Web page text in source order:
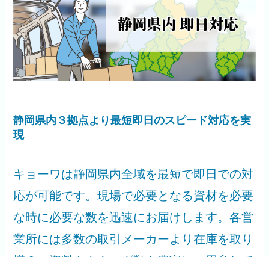
静岡県内３拠点より最短即日のスピード対応を実
現
キョーワは静岡県内全域を最短で即日での対
応が可能です。現場で必要となる資材を必要
な時に必要な数を迅速にお届けします。各営
業所には多数の取引メーカーより在庫を取り